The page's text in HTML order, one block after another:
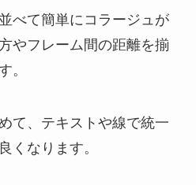
べて簡単にコラージュが
やフレーム間の距離を揃
。
て、テキストや線で統一
くなります。